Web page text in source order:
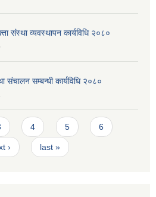
संस्था व्यवस्थापन कार्यविधि २०८०
सम्बन्धी कार्यविधि २०८०
4 5 6
› last »